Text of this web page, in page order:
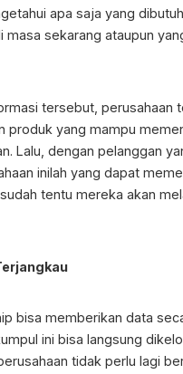
apa saja yang
masa sekarang ataupun
tersebut, perusahaan
produk yang mampu
Lalu, dengan pelanggan
inilah yang dapat
tentu mereka akan
bisa memberikan data
ini bisa langsung
tidak perlu lagi